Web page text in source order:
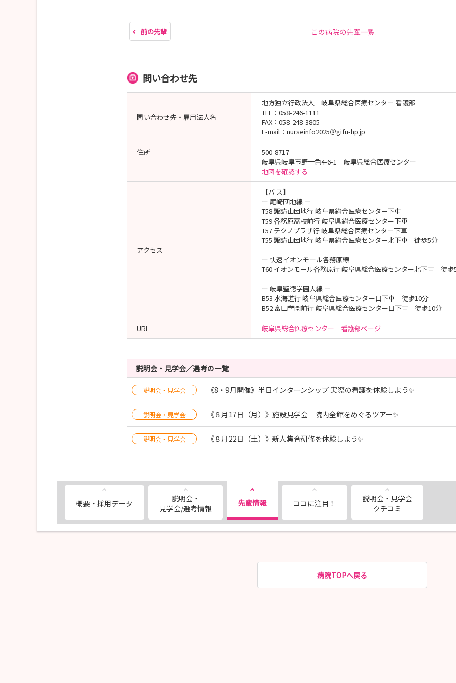
前の先輩 この病院の先輩一覧
問い合わせ先
問い合わせ先・雇用法人名
地方独立行政法人 岐阜県総合医療センター 看護部
TEL：058-246-1111
FAX：058-248-3805
E-mail：nurseinfo2025＠gifu-hp.jp
住所
500-8717
岐阜県岐阜市野一色4-6-1 岐阜県総合医療センター
地図を確認する
アクセス
【バ ス】
ー 尾崎団地線 ー
T58 諏訪山団地行 岐阜県総合医療センター下車
T59 各務原高校前行 岐阜県総合医療センター下車
T57 テクノプラザ行 岐阜県総合医療センター下車
T55 諏訪山団地行 岐阜県総合医療センター北下車 徒歩5分
ー 快速イオンモール各務原線
T60 イオンモール各務原行 岐阜県総合医療センター北下車 徒歩
ー 岐阜聖徳学園大線 ー
B53 水海道行 岐阜県総合医療センター口下車 徒歩10分
B52 富田学園前行 岐阜県総合医療センター口下車 徒歩10分
URL 岐阜県総合医療センター 看護部ページ
説明会・見学会／選考の一覧
説明会・見学会 《8・9月開催》半日インターンシップ 実際の看護を体験しよう✨
説明会・見学会 《８月17日（月）》施設見学会 院内全館をめぐるツアー✨
説明会・見学会 《８月22日（土）》新人集合研修を体験しよう✨
概要・採用データ
説明会・
見学会/選考情報
先輩情報 ココに注目！
説明会・見学会
クチコミ
病院TOPへ戻る